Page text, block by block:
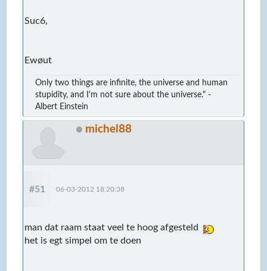
Suc6,
Ewøut
Only two things are infinite, the universe and human
stupidity, and I'm not sure about the universe." -
Albert Einstein
michel88
#51 06-03-2012 18:20:38
man dat raam staat veel te hoog afgesteld
het is egt simpel om te doen